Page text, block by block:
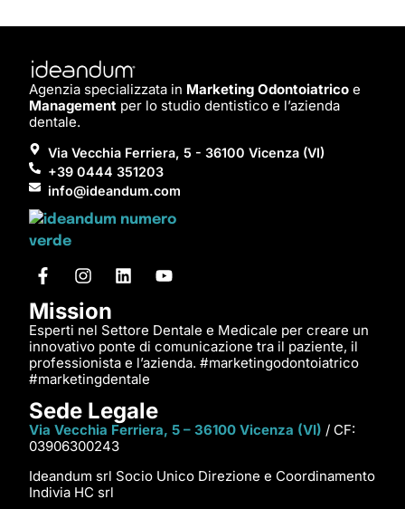
Agenzia specializzata in Marketing Odontoiatrico e
Management per lo studio dentistico e l’azienda
dentale.
Via Vecchia Ferriera, 5 - 36100 Vicenza (VI)
+39 0444 351203
info@ideandum.com
Mission
Esperti nel Settore Dentale e Medicale per creare un
innovativo ponte di comunicazione tra il paziente, il
professionista e l’azienda. #marketingodontoiatrico
#marketingdentale
Sede Legale
Via Vecchia Ferriera, 5 – 36100 Vicenza (VI) / CF:
03906300243
Ideandum srl Socio Unico Direzione e Coordinamento
Indivia HC srl